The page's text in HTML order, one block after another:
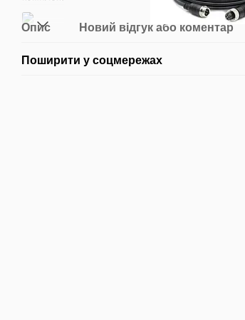
Опис Новий відгук або коментар
Поширити у соцмережах